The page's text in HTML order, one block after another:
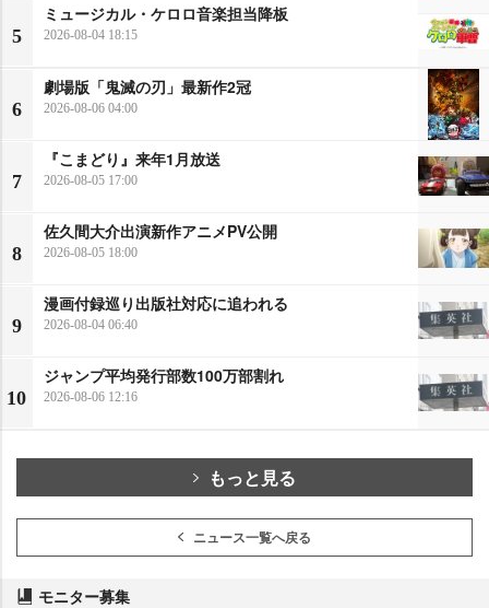
5
ミュージカル・ケロロ音楽担当降板
2026-08-04 18:15
6
劇場版「鬼滅の刃」最新作2冠
2026-08-06 04:00
7
『こまどり』来年1月放送
2026-08-05 17:00
8
佐久間大介出演新作アニメPV公開
2026-08-05 18:00
9
漫画付録巡り出版社対応に追われる
2026-08-04 06:40
10
ジャンプ平均発行部数100万部割れ
2026-08-06 12:16
もっと見る
ニュース一覧へ戻る
モニター募集